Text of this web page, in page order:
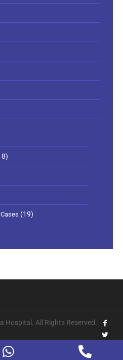
(19)
All Rights Reserved.